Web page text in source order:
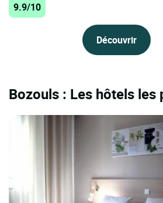
9.9/10
Découvrir
Bozouls : Les hôtels les